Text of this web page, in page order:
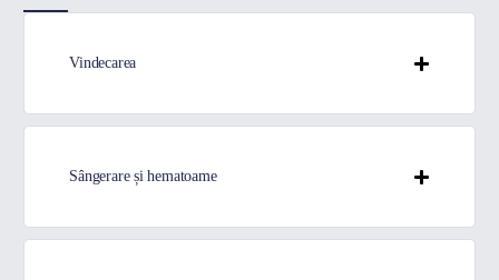
Vindecarea
Sângerare și hematoame